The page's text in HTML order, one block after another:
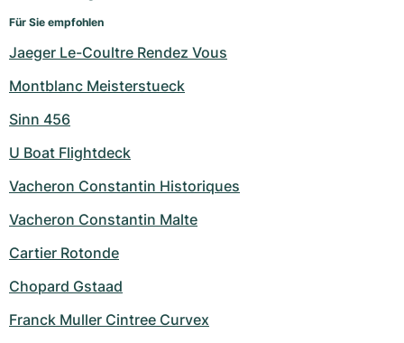
Für Sie empfohlen
Jaeger Le-Coultre Rendez Vous
Montblanc Meisterstueck
Sinn 456
U Boat Flightdeck
Vacheron Constantin Historiques
Vacheron Constantin Malte
Cartier Rotonde
Chopard Gstaad
Franck Muller Cintree Curvex